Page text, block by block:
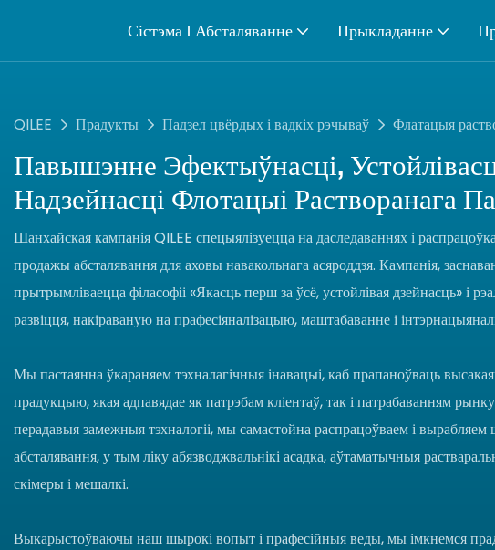
Сістэма І Абсталяванне Прыкладанне
QILEE Прадукты Падзел цвёрдых і вадкіх рэчываў Флатацыя
Павышэнне Эфектыўнасці,
Надзейнасці Флотацыі Растворанага
Шанхайская кампанія QILEE спецыялізуецца на даследаваннях і
продажы абсталявання для аховы навакольнага асяроддзя. Кампанія,
прытрымліваецца філасофіі «Якасць перш за ўсё, устойлівая дзейнасць» і
развіцця, накіраваную на прафесіяналізацыю, маштабаванне і
Мы пастаянна ўкараняем тэхналагічныя інавацыі, каб прапаноўваць
прадукцыю, якая адпавядае як патрэбам кліентаў, так і патрабаванням
перадавыя замежныя тэхналогіі, мы самастойна распрацоўваем і вырабляем
абсталявання, у тым ліку абязводжвальнікі асадка, аўтаматычныя
скімеры і мешалкі.
Выкарыстоўваючы наш шырокі вопыт і прафесійныя веды, мы імкнемся